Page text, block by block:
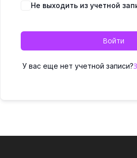
Не выходить из учетной
Войти
У вас еще нет учетной записи?